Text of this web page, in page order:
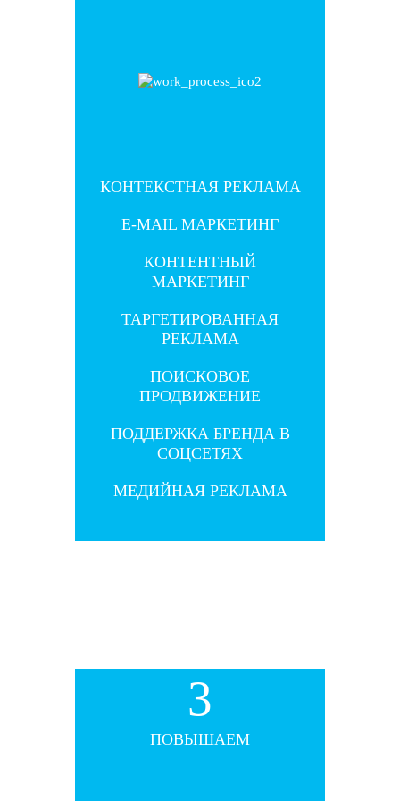
КОНТЕКСТНАЯ РЕКЛАМА
E-MAIL МАРКЕТИНГ
КОНТЕНТНЫЙ
МАРКЕТИНГ
ТАРГЕТИРОВАННАЯ
РЕКЛАМА
ПОИСКОВОЕ
ПРОДВИЖЕНИЕ
ПОДДЕРЖКА БРЕНДА В
СОЦСЕТЯХ
МЕДИЙНАЯ РЕКЛАМА
КОНТЕКСТНАЯ РЕКЛАМА
E-MAIL МАРКЕТИНГ
КОНТЕНТНЫЙ
МАРКЕТИНГ
ТАРГЕТИРОВАННАЯ
РЕКЛАМА
ПОИСКОВОЕ
ПРОДВИЖЕНИЕ
ПОДДЕРЖКА БРЕНДА В
СОЦСЕТЯХ
МЕДИЙНАЯ РЕКЛАМА
3
ПОВЫШАЕМ
3
ПОВЫШАЕМ